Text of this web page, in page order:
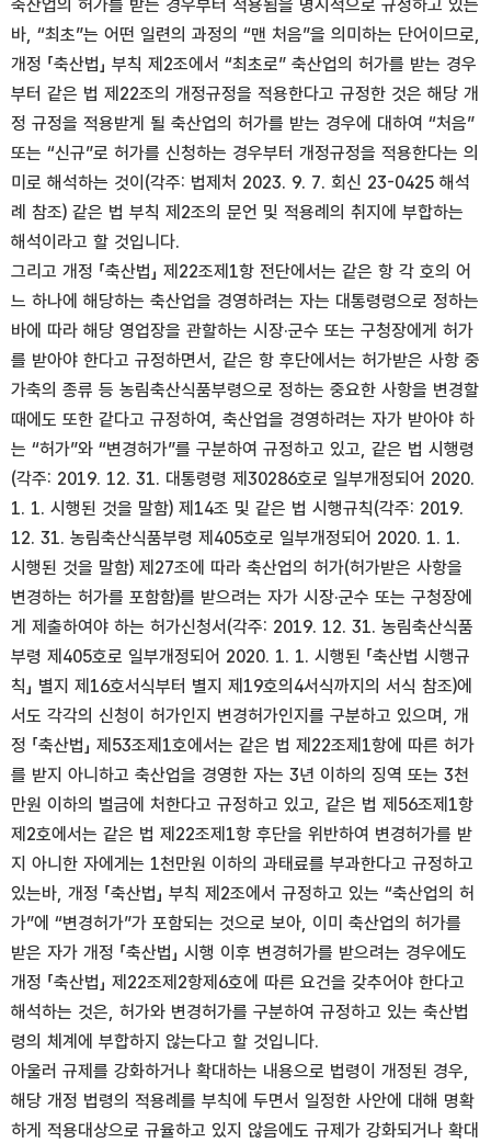
축산업의 허가를 받는 경우부터 적용됨을 명시적으로 규정하고 있는
바, “최초”는 어떤 일련의 과정의 “맨 처음”을 의미하는 단어이므로,
개정 「축산법」 부칙 제2조에서 “최초로” 축산업의 허가를 받는 경우
부터 같은 법 제22조의 개정규정을 적용한다고 규정한 것은 해당 개
정 규정을 적용받게 될 축산업의 허가를 받는 경우에 대하여 “처음”
또는 “신규”로 허가를 신청하는 경우부터 개정규정을 적용한다는 의
미로 해석하는 것이(각주: 법제처 2023. 9. 7. 회신 23-0425 해석
례 참조) 같은 법 부칙 제2조의 문언 및 적용례의 취지에 부합하는
해석이라고 할 것입니다.
그리고 개정 「축산법」 제22조제1항 전단에서는 같은 항 각 호의 어
느 하나에 해당하는 축산업을 경영하려는 자는 대통령령으로 정하는
바에 따라 해당 영업장을 관할하는 시장·군수 또는 구청장에게 허가
를 받아야 한다고 규정하면서, 같은 항 후단에서는 허가받은 사항 중
가축의 종류 등 농림축산식품부령으로 정하는 중요한 사항을 변경할
때에도 또한 같다고 규정하여, 축산업을 경영하려는 자가 받아야 하
는 “허가”와 “변경허가”를 구분하여 규정하고 있고, 같은 법 시행령
(각주: 2019. 12. 31. 대통령령 제30286호로 일부개정되어 2020.
1. 1. 시행된 것을 말함) 제14조 및 같은 법 시행규칙(각주: 2019.
12. 31. 농림축산식품부령 제405호로 일부개정되어 2020. 1. 1.
시행된 것을 말함) 제27조에 따라 축산업의 허가(허가받은 사항을
변경하는 허가를 포함함)를 받으려는 자가 시장·군수 또는 구청장에
게 제출하여야 하는 허가신청서(각주: 2019. 12. 31. 농림축산식품
부령 제405호로 일부개정되어 2020. 1. 1. 시행된 「축산법 시행규
칙」 별지 제16호서식부터 별지 제19호의4서식까지의 서식 참조)에
서도 각각의 신청이 허가인지 변경허가인지를 구분하고 있으며, 개
정 「축산법」 제53조제1호에서는 같은 법 제22조제1항에 따른 허가
를 받지 아니하고 축산업을 경영한 자는 3년 이하의 징역 또는 3천
만원 이하의 벌금에 처한다고 규정하고 있고, 같은 법 제56조제1항
제2호에서는 같은 법 제22조제1항 후단을 위반하여 변경허가를 받
지 아니한 자에게는 1천만원 이하의 과태료를 부과한다고 규정하고
있는바, 개정 「축산법」 부칙 제2조에서 규정하고 있는 “축산업의 허
가”에 “변경허가”가 포함되는 것으로 보아, 이미 축산업의 허가를
받은 자가 개정 「축산법」 시행 이후 변경허가를 받으려는 경우에도
개정 「축산법」 제22조제2항제6호에 따른 요건을 갖추어야 한다고
해석하는 것은, 허가와 변경허가를 구분하여 규정하고 있는 축산법
령의 체계에 부합하지 않는다고 할 것입니다.
아울러 규제를 강화하거나 확대하는 내용으로 법령이 개정된 경우,
해당 개정 법령의 적용례를 부칙에 두면서 일정한 사안에 대해 명확
하게 적용대상으로 규율하고 있지 않음에도 규제가 강화되거나 확대